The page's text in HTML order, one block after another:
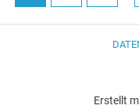
Erstellt